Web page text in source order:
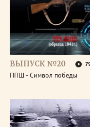
ВЫПУСК №20
ППШ - Символ победы